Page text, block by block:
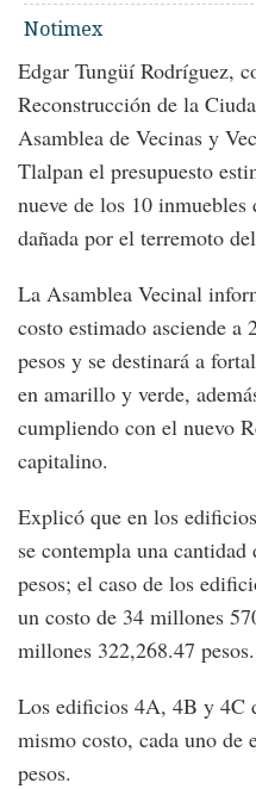
Notimex
Edgar Tungüí Rodríguez,
Reconstrucción de la
Asamblea de Vecinas y
Tlalpan el presupuesto
nueve de los 10
dañada por el terremoto
La Asamblea Vecinal
costo estimado asciende
pesos y se destinará a
en amarillo y verde,
cumpliendo con el nuevo
capitalino.
Explicó que en los
se contempla una
pesos; el caso de los
un costo de 34 millones
millones 322,268.47 pesos.
Los edificios 4A, 4B y 4C
mismo costo, cada uno
pesos.